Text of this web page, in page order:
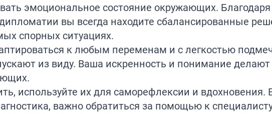
эмоциональное состояние окружающих. Благодаря
вы всегда находите сбалансированные
спорных ситуациях.
к любым переменам и с легкостью
из виду. Ваша искренность и понимание делают
используйте их для саморефлексии и вдохновения.
важно обратиться за помощью к